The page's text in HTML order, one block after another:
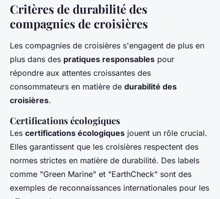
Critères de durabilité des
compagnies de croisières
Les compagnies de croisières s'engagent de plus en
plus dans des pratiques responsables pour
répondre aux attentes croissantes des
consommateurs en matière de durabilité des
croisières.
Certifications écologiques
Les certifications écologiques jouent un rôle crucial.
Elles garantissent que les croisières respectent des
normes strictes en matière de durabilité. Des labels
comme "Green Marine" et "EarthCheck" sont des
exemples de reconnaissances internationales pour les